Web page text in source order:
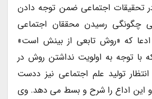
تحقیقات اجتماعی ضمن توجه دادن
چگونگی رسیدن محققان اجتماعی
ادعا که «روش تابعی از بینش است»
توجه به اولویت نداشتن روش در
تولید علم اجتماعی نیز ددست
این اداع را شرح و بسط می دهد. وی